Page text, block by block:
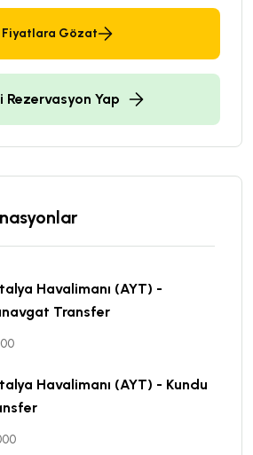
Fiyatlara Gözat
Rezervasyon Yap
Havalimanı (AYT) -
Transfer
Havalimanı (AYT) - Kundu